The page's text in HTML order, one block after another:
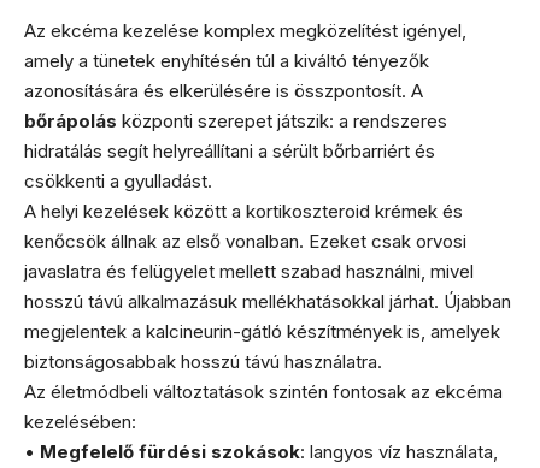
Az ekcéma kezelése komplex megközelítést igényel,
amely a tünetek enyhítésén túl a kiváltó tényezők
azonosítására és elkerülésére is összpontosít. A
bőrápolás központi szerepet játszik: a rendszeres
hidratálás segít helyreállítani a sérült bőrbarriért és
csökkenti a gyulladást.
A helyi kezelések között a kortikoszteroid krémek és
kenőcsök állnak az első vonalban. Ezeket csak orvosi
javaslatra és felügyelet mellett szabad használni, mivel
hosszú távú alkalmazásuk mellékhatásokkal járhat. Újabban
megjelentek a kalcineurin-gátló készítmények is, amelyek
biztonságosabbak hosszú távú használatra.
Az életmódbeli változtatások szintén fontosak az ekcéma
kezelésében:
• Megfelelő fürdési szokások: langyos víz használata,